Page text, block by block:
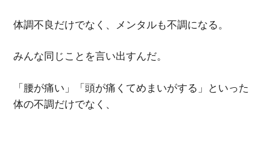
体調不良だけでなく、メンタルも不調になる。
みんな同じことを言い出すんだ。
「腰が痛い」「頭が痛くてめまいがする」といった
体の不調だけでなく、